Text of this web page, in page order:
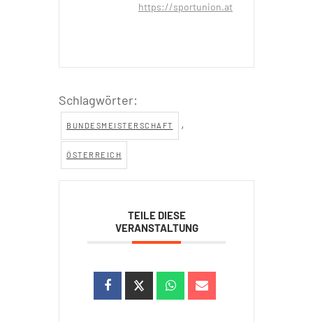
https://sportunion.at
Schlagwörter:
BUNDESMEISTERSCHAFT ,
ÖSTERREICH
TEILE DIESE
VERANSTALTUNG